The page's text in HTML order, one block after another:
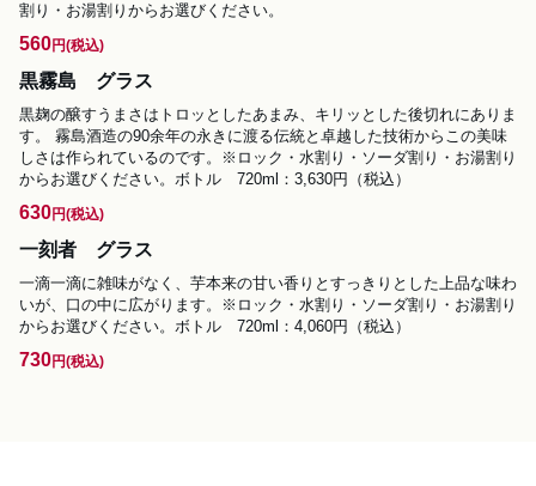
割り・お湯割りからお選びください。
560円(税込)
黒霧島 グラス
黒麹の醸すうまさはトロッとしたあまみ、キリッとした後切れにありま
す。 霧島酒造の90余年の永きに渡る伝統と卓越した技術からこの美味
しさは作られているのです。※ロック・水割り・ソーダ割り・お湯割り
からお選びください。ボトル　720ml：3,630円（税込）
630円(税込)
一刻者 グラス
一滴一滴に雑味がなく、芋本来の甘い香りとすっきりとした上品な味わ
いが、口の中に広がります。※ロック・水割り・ソーダ割り・お湯割り
からお選びください。ボトル　720ml：4,060円（税込）
730円(税込)